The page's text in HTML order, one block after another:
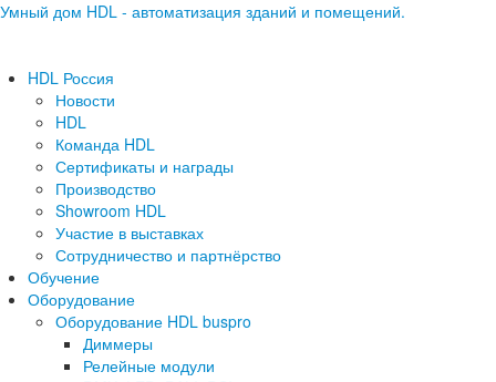
Умный дом HDL - автоматизация зданий и помещений.
HDL Россия
Новости
HDL
Команда HDL
Сертификаты и награды
Производство
Showroom HDL
Участие в выставках
Сотрудничество и партнёрство
Обучение
Оборудование
Оборудование HDL buspro
Диммеры
Релейные модули